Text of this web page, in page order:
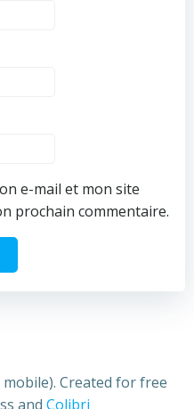
e-mail et mon site
prochain commentaire.
Created for free
and Colibri